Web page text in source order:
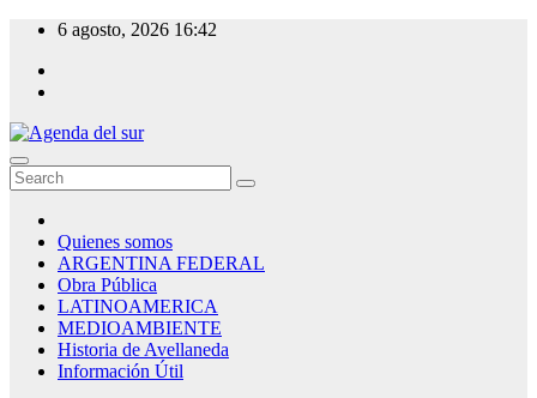
Skip
content
6 agosto, 2026 16:42
Agenda del sur
Quienes somos
ARGENTINA FEDERAL
Obra Pública
LATINOAMERICA
MEDIOAMBIENTE
Historia de Avellaneda
Información Útil